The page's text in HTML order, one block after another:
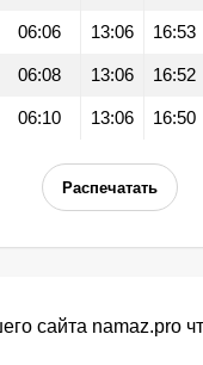
06:06 13:06 16:53
06:08 13:06 16:52
06:10 13:06 16:50
Распечатать
сайта namaz.pro